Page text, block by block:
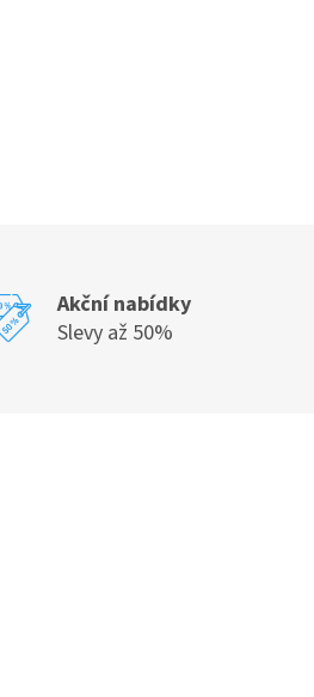
Akční nabídky
Slevy až 50%